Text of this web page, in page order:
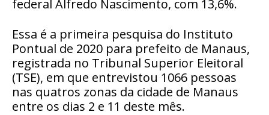
federal Alfredo Nascimento, com 13,6%.
Essa é a primeira pesquisa do Instituto
Pontual de 2020 para prefeito de Manaus,
registrada no Tribunal Superior Eleitoral
(TSE), em que entrevistou 1066 pessoas
nas quatros zonas da cidade de Manaus
entre os dias 2 e 11 deste mês.